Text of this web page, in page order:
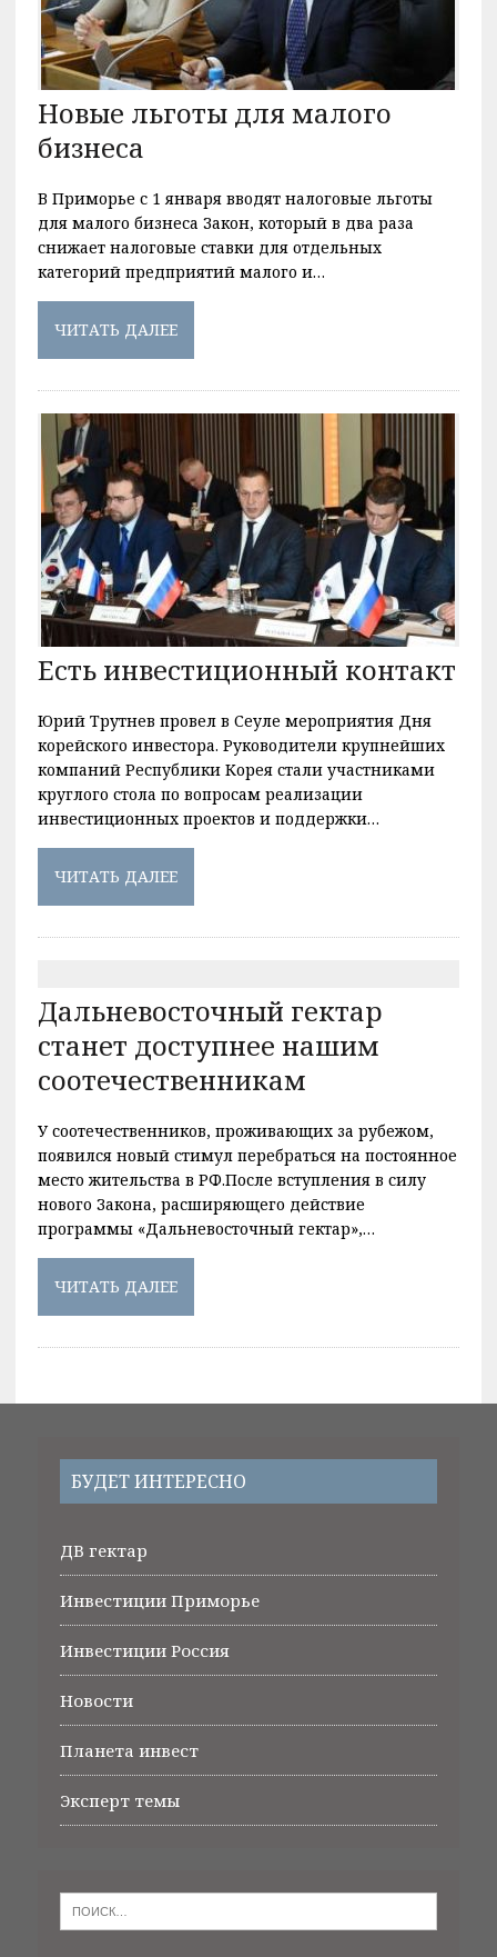
Новые льготы для малого
бизнеса
В Приморье с 1 января вводят налоговые льготы
для малого бизнеса Закон, который в два раза
снижает налоговые ставки для отдельных
категорий предприятий малого и…
ЧИТАТЬ ДАЛЕЕ
Есть инвестиционный контакт
Юрий Трутнев провел в Сеуле мероприятия Дня
корейского инвестора. Руководители крупнейших
компаний Республики Корея стали участниками
круглого стола по вопросам реализации
инвестиционных проектов и поддержки…
ЧИТАТЬ ДАЛЕЕ
Дальневосточный гектар
станет доступнее нашим
соотечественникам
У соотечественников, проживающих за рубежом,
появился новый стимул перебраться на постоянное
место жительства в РФ.После вступления в силу
нового Закона, расширяющего действие
программы «Дальневосточный гектар»,…
ЧИТАТЬ ДАЛЕЕ
БУДЕТ ИНТЕРЕСНО
ДВ гектар
Инвестиции Приморье
Инвестиции Россия
Новости
Планета инвест
Эксперт темы